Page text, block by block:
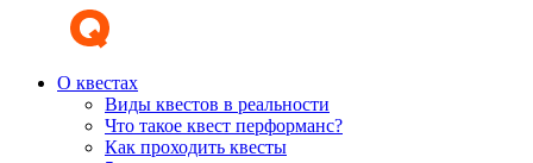
О квестах
Виды квестов в реальности
Что такое квест перформанс?
Как проходить квесты